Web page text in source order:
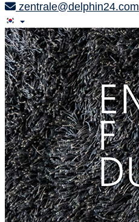
zentrale@delphin24.com